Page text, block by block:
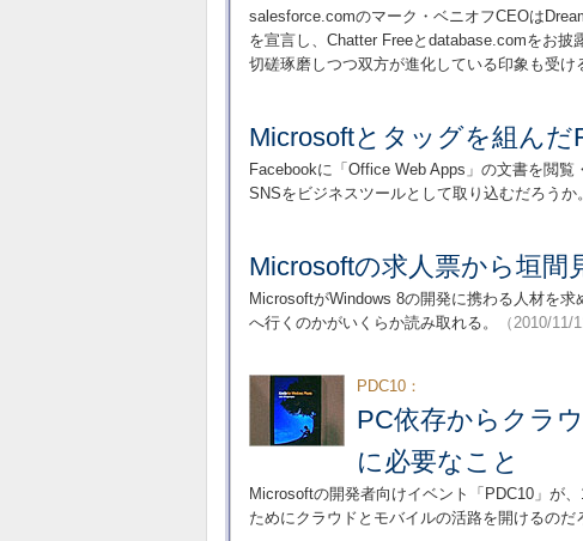
salesforce.comのマーク・ベニオフCEOは
を宣言し、Chatter Freeとdatabase.comをお披
切磋琢磨しつつ双方が進化している印象も受け
Microsoftとタッグを組んだ
Facebookに「Office Web Apps」の文書を閲
SNSをビジネスツールとして取り込むだろうか。
Microsoftの求人票から垣間
MicrosoftがWindows 8の開発に携わる人材を
へ行くのかがいくらか読み取れる。
（2010/11/
PDC10：
PC依存からクラ
に必要なこと
Microsoftの開発者向けイベント「PDC10」が
ためにクラウドとモバイルの活路を開けるのだ